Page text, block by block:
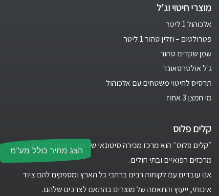
הצג מחיר כולל מע"מ
מוצרי חיטוי וג'ל
אלכוהול 1 ליטר
פטרולטום – וזלין טהור 1 ליטר
שמן שקדים טהור
ג'ל אולטרסאונד
תרסיס לחיטוי משטחים עם אלכוהול
מי חמצן 3 אחוז
קלים פלוס
״קלים פלוס״ הוא מרכז מכירה סיטונאי של ציוד רפואי למרפאות,
מרכזים רפואיים ובתי חולים.
אנו עובדים עם לקוחות רבים ברחבי כל הארץ ומספקים להם ציוד
איכותי, ייעוץ והתאמה של מוצרים בהתאם לצרכים שלהם.